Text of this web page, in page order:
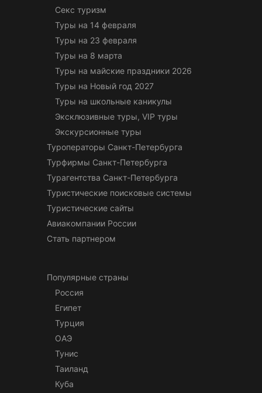
Секс туризм
Туры на 14 февраля
Туры на 23 февраля
Туры на 8 марта
Туры на майские праздники 2026
Туры на Новый год 2027
Туры на школьные каникулы
Эксклюзивные туры, VIP туры
Экскурсионные туры
Туроператоры Санкт-Петербурга
Турфирмы Санкт-Петербурга
Турагентства Санкт-Петербурга
Туристические поисковые системы
Туристические сайты
Авиакомпании России
Стать партнером
Популярные страны
Россия
Египет
Турция
ОАЭ
Тунис
Таиланд
Куба